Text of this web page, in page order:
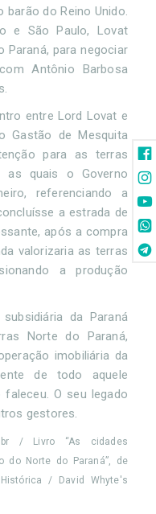
barão do Reino Unido.
e São Paulo, Lovat
Paraná, para negociar
Antônio Barbosa
entre Lord Lovat e
Gastão de Mesquita
para as terras
as quais o Governo
referenciando a
a estrada de
após a compra
valorizaria as terras
a produção
da Paraná
Norte do Paraná,
imobiliária da
de todo aquele
faleceu. O seu legado
gestores.
/ Livro “As cidades
do Norte do Paraná”, de
/ David Whyte's